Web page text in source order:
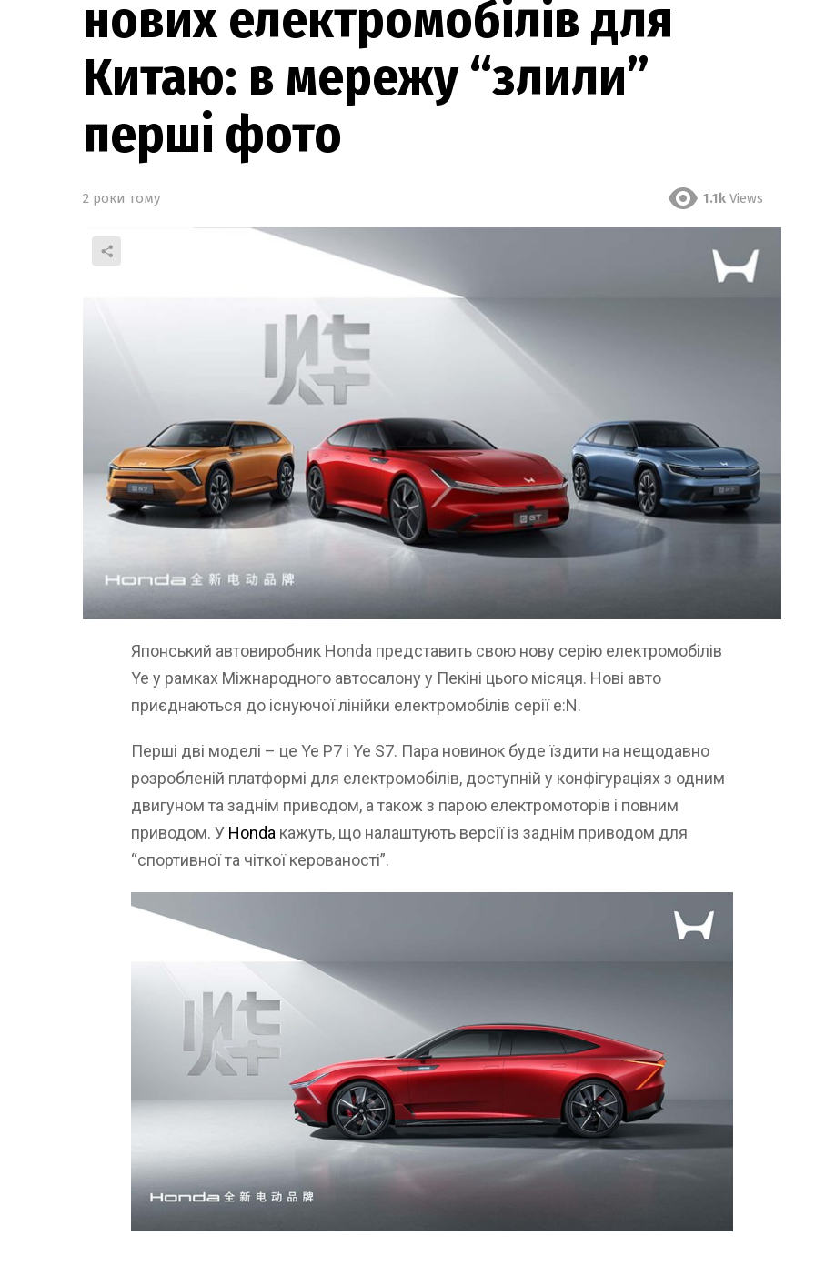
нових електромобілів для
Китаю: в мережу “злили”
перші фото
2 роки тому 1.1k Views
Японський автовиробник Honda представить свою нову серію електромобілів
Ye у рамках Міжнародного автосалону у Пекіні цього місяця. Нові авто
приєднаються до існуючої лінійки електромобілів серії e:N.
Перші дві моделі – це Ye P7 і Ye S7. Пара новинок буде їздити на нещодавно
розробленій платформі для електромобілів, доступній у конфігураціях з одним
двигуном та заднім приводом, а також з парою електромоторів і повним
приводом. У Honda кажуть, що налаштують версії із заднім приводом для
“спортивної та чіткої керованості”.